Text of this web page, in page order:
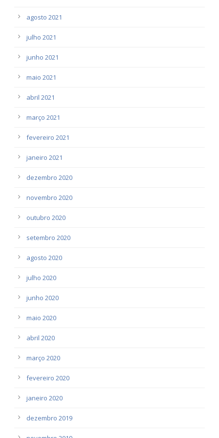
agosto 2021
julho 2021
junho 2021
maio 2021
abril 2021
março 2021
fevereiro 2021
janeiro 2021
dezembro 2020
novembro 2020
outubro 2020
setembro 2020
agosto 2020
julho 2020
junho 2020
maio 2020
abril 2020
março 2020
fevereiro 2020
janeiro 2020
dezembro 2019